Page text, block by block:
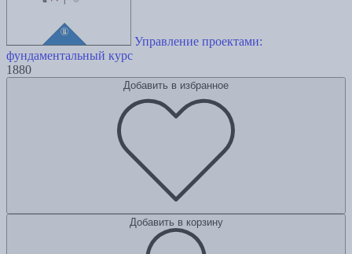
Управление проектами:
фундаментальный курс
1880
Добавить в избранное
Добавить в корзину